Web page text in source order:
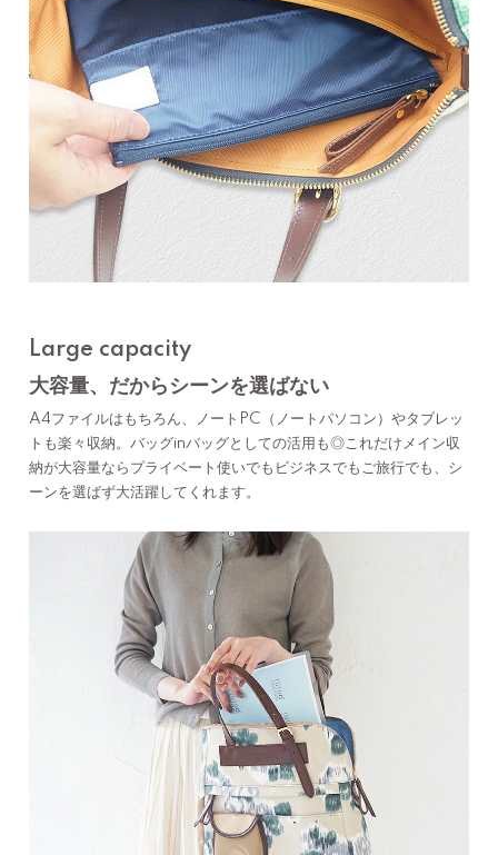
Large capacity
大容量、だからシーンを選ばない
A4ファイルはもちろん、ノートPC（ノートパソコン）やタブレッ
トも楽々収納。バッグinバッグとしての活用も◎これだけメイン収
納が大容量ならプライベート使いでもビジネスでもご旅行でも、シ
ーンを選ばず大活躍してくれます。